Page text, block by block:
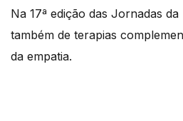
Na 17ª edição das Jornadas
também de terapias
da empatia.